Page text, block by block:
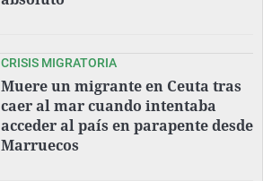
CRISIS MIGRATORIA
Muere un migrante en Ceuta tras
caer al mar cuando intentaba
acceder al país en parapente desde
Marruecos